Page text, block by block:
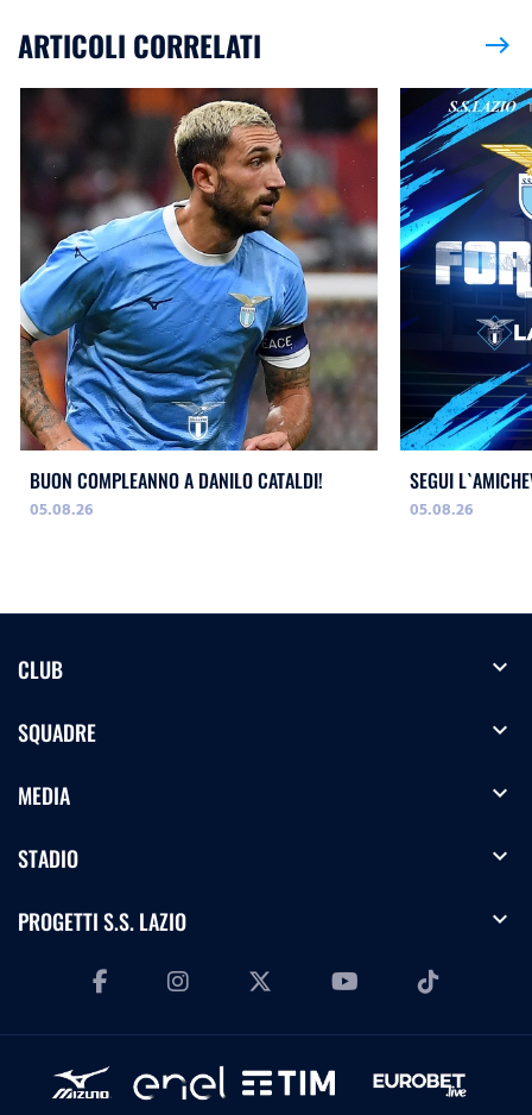
ARTICOLI CORRELATI east
BUON COMPLEANNO A DANILO CATALDI!
05.08.26
SEGUI
05.08.26
CLUB expand_more
SQUADRE expand_more
MEDIA expand_more
STADIO expand_more
PROGETTI S.S. LAZIO expand_more